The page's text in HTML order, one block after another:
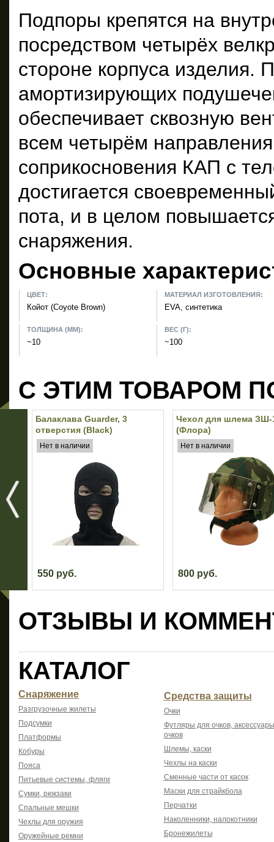
Подпоры крепятся на
посредством четырёх
стороне корпуса изделия.
амортизирующих
обеспечивает сквозную
всем четырём
соприкосновения КАП с
достигается
пота, и в целом
снаряжения.
Основные
ЦВЕТ:
Койот (Coyote Brown)
МАТЕРИАЛ ИЗГОТОВЛЕНИЯ:
EVA, синтетика
ТОЛЩИНА (ММ):
~10
ВЕС (Г):
~100
С ЭТИМ ТОВАРОМ
Балаклава Guarder, 3
отверстия (Black)
Нет в наличии
550 руб.
Чехол для шлема ЗШ-
(Флора)
Нет в наличии
800 руб.
ОТЗЫВЫ И
КАТАЛОГ
Снаряжение
Разгрузочные жилеты
Подсумки
Платформы
Кобуры
Пояса
Питьевые системы, фляги
Сумки, рюкзаки
Спальные мешки
Чехлы для оружия
Оружейные ремни
Средства защиты
Очки
Футляры для очков,
очков
Шлемы, каски
Чехлы на каски
Сменные части от касок
Маски для страйкбола
Перчатки
Наколенники, налокотники
Бронежилеты